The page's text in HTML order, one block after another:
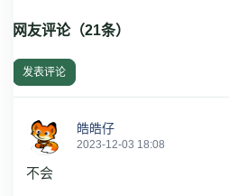
网友评论（21条）
发表评论
皓皓仔
2023-12-03 18:08
不会